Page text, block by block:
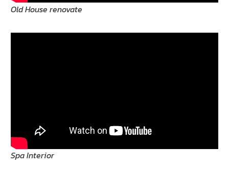
Old House renovate
Spa Interior